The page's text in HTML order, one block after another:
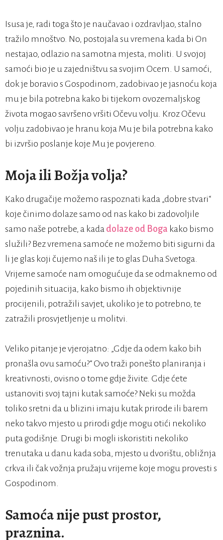
Isusa je, radi toga što je naučavao i ozdravljao, stalno
tražilo mnoštvo. No, postojala su vremena kada bi On
nestajao, odlazio na samotna mjesta, moliti. U svojoj
samoći bio je u zajedništvu sa svojim Ocem. U samoći,
dok je boravio s Gospodinom, zadobivao je jasnoću koja
mu je bila potrebna kako bi tijekom ovozemaljskog
života mogao savršeno vršiti Očevu volju. Kroz Očevu
volju zadobivao je hranu koja Mu je bila potrebna kako
bi izvršio poslanje koje Mu je povjereno.
Moja ili Božja volja?
Kako drugačije možemo raspoznati kada „dobre stvari“
koje činimo dolaze samo od nas kako bi zadovoljile
samo naše potrebe, a kada dolaze od Boga kako bismo
služili? Bez vremena samoće ne možemo biti sigurni da
li je glas koji čujemo naš ili je to glas Duha Svetoga.
Vrijeme samoće nam omogućuje da se odmaknemo od
pojedinih situacija, kako bismo ih objektivnije
procijenili, potražili savjet, ukoliko je to potrebno, te
zatražili prosvjetljenje u molitvi.
Veliko pitanje je vjerojatno: „Gdje da odem kako bih
pronašla ovu samoću?“ Ovo traži ponešto planiranja i
kreativnosti, ovisno o tome gdje živite. Gdje ćete
ustanoviti svoj tajni kutak samoće? Neki su možda
toliko sretni da u blizini imaju kutak prirode ili barem
neko takvo mjesto u prirodi gdje mogu otići nekoliko
puta godišnje. Drugi bi mogli iskoristiti nekoliko
trenutaka u danu kada soba, mjesto u dvorištu, obližnja
crkva ili čak vožnja pružaju vrijeme koje mogu provesti s
Gospodinom.
Samoća nije pust prostor,
praznina.